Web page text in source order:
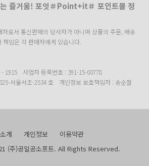
즐거움! 포잇＃Point+it＃ 포인트몰 정
로서 통신판매의 당사자가 아니며 상품의 주문, 배송
책임은 각 판매자에게 있습니다.
- 1915
사업자 등록번호 : 391-15-00778
서울서초-2534 호
개인정보 보호책임자 : 송순철
개 개인정보
이용약관
(주)공일공소프트. All Rights Reserved.